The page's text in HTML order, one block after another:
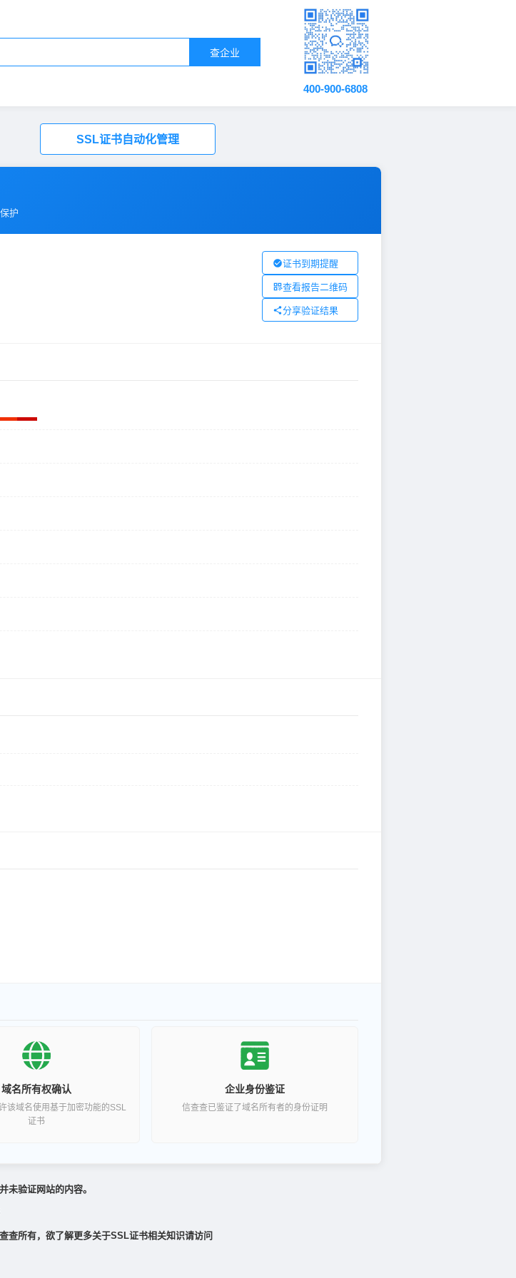
查企业
400-900-6808
SSL证书自动化管理
护
证书到期提醒
查看报告二维码
分享验证结果
域名所有权确认
该域名使用基于加密功能的SSL
证书
企业身份鉴证
信查查已鉴证了域名所有者的身份证明
未验证网站的内容。
查所有，欲了解更多关于SSL证书相关知识请访问